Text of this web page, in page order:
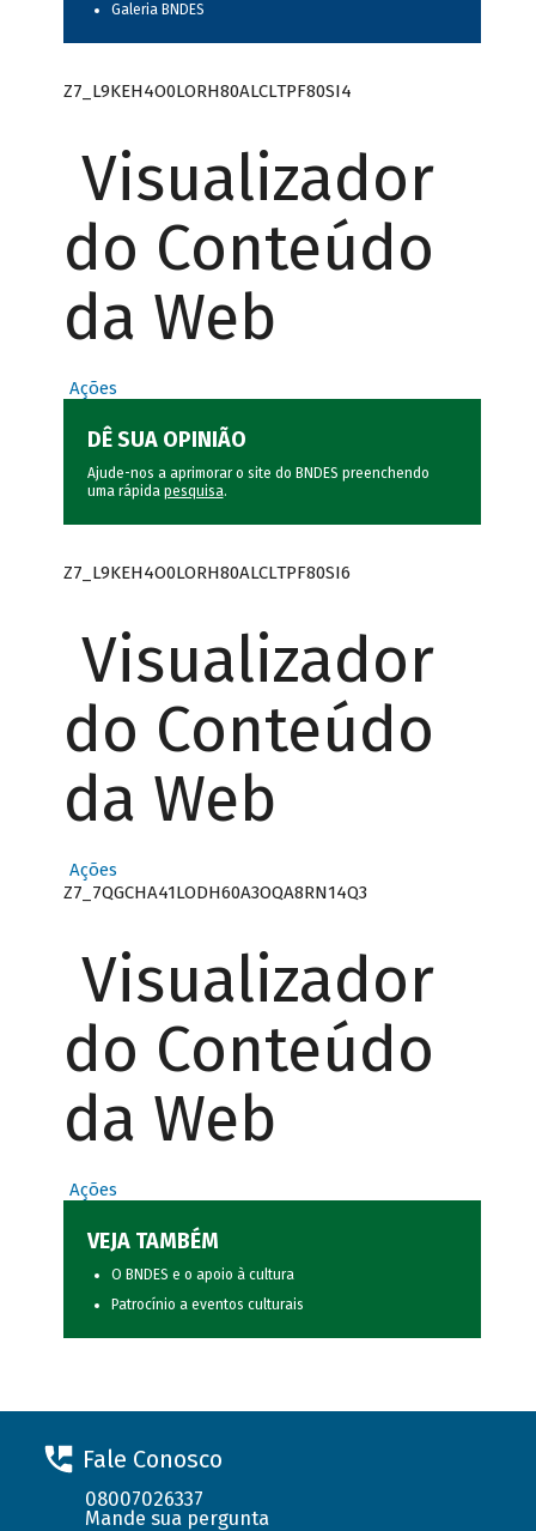
Galeria BNDES
Z7_L9KEH4O0LORH80ALCLTPF80SI4
Visualizador
do Conteúdo
da Web
Ações
DÊ SUA OPINIÃO
Ajude-nos a aprimorar o site do BNDES preenchendo
uma rápida pesquisa.
Z7_L9KEH4O0LORH80ALCLTPF80SI6
Visualizador
do Conteúdo
da Web
Ações
Z7_7QGCHA41LODH60A3OQA8RN14Q3
Visualizador
do Conteúdo
da Web
Ações
VEJA TAMBÉM
O BNDES e o apoio à cultura
Patrocínio a eventos culturais
Fale Conosco
08007026337
Mande sua pergunta